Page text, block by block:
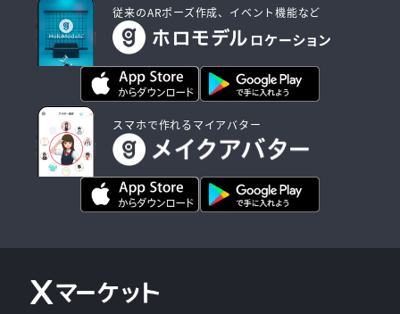
従来のARポーズ作成、イベント機能など
スマホで作れるマイアバター